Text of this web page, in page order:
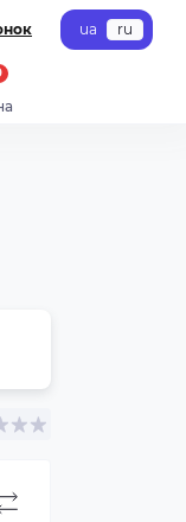
ua ru